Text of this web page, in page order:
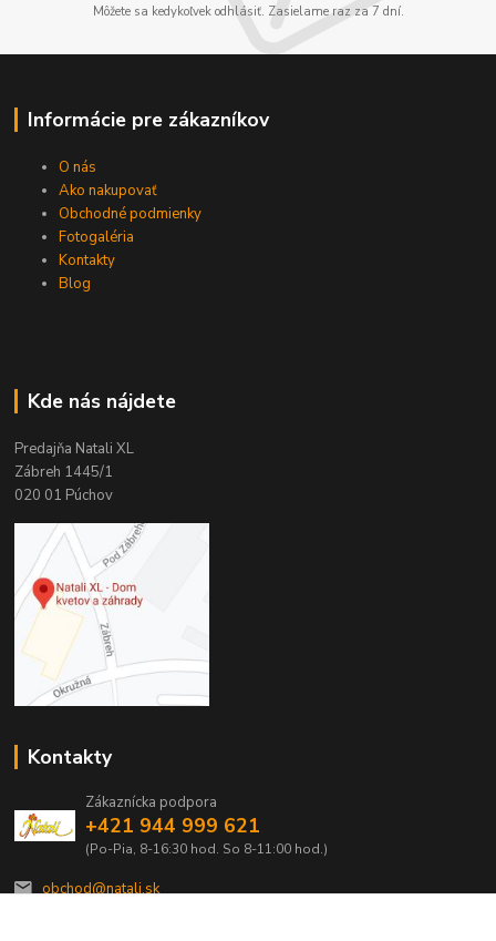
Môžete sa kedykoľvek odhlásiť. Zasielame raz za 7 dní.
Informácie pre zákazníkov
O nás
Ako nakupovať
Obchodné podmienky
Fotogaléria
Kontakty
Blog
Kde nás nájdete
Predajňa Natali XL
Zábreh 1445/1
020 01 Púchov
Kontakty
Zákaznícka podpora
+421 944 999 621
(Po-Pia, 8-16:30 hod. So 8-11:00 hod.)
obchod@natali.sk